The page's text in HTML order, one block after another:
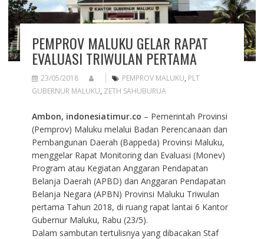
PEMPROV MALUKU GELAR RAPAT
EVALUASI TRIWULAN PERTAMA
23/05/2018 PEMPROV MALUKU, PLT
GUBERNUR MALUKU, ZETH SAHUBURUA
Ambon, indonesiatimur.co – Pemerintah Provinsi
(Pemprov) Maluku melalui Badan Perencanaan dan
Pembangunan Daerah (Bappeda) Provinsi Maluku,
menggelar Rapat Monitoring dan Evaluasi (Monev)
Program atau Kegiatan Anggaran Pendapatan
Belanja Daerah (APBD) dan Anggaran Pendapatan
Belanja Negara (APBN) Provinsi Maluku Triwulan
pertama Tahun 2018, di ruang rapat lantai 6 Kantor
Gubernur Maluku, Rabu (23/5).
Dalam sambutan tertulisnya yang dibacakan Staf